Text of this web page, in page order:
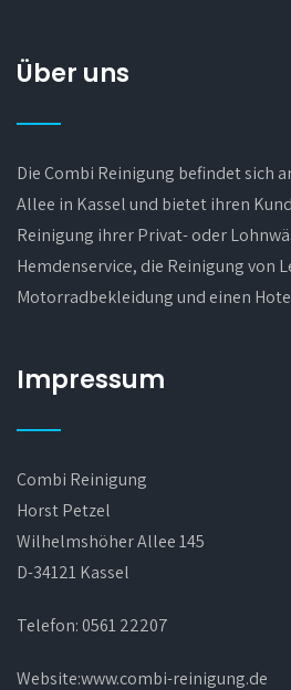
Über uns
Die Combi Reinigung befindet sich
Allee in Kassel und bietet ihren
Reinigung ihrer Privat- oder
Hemdenservice, die Reinigung von
Motorradbekleidung und einen
Impressum
Combi Reinigung
Horst Petzel
Wilhelmshöher Allee 145
D-34121 Kassel
Telefon:0561 22207
Website:www.combi-reinigung.de